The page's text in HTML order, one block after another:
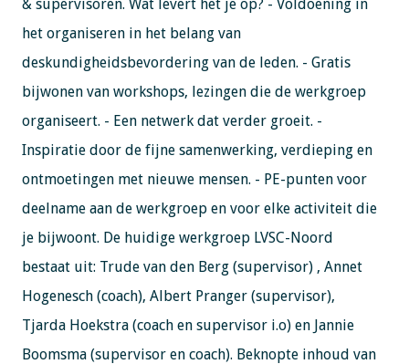
& supervisoren. Wat levert het je op? - Voldoening in
het organiseren in het belang van
deskundigheidsbevordering van de leden. - Gratis
bijwonen van workshops, lezingen die de werkgroep
organiseert. - Een netwerk dat verder groeit. -
Inspiratie door de fijne samenwerking, verdieping en
ontmoetingen met nieuwe mensen. - PE-punten voor
deelname aan de werkgroep en voor elke activiteit die
je bijwoont. De huidige werkgroep LVSC-Noord
bestaat uit: Trude van den Berg (supervisor) , Annet
Hogenesch (coach), Albert Pranger (supervisor),
Tjarda Hoekstra (coach en supervisor i.o) en Jannie
Boomsma (supervisor en coach). Beknopte inhoud van